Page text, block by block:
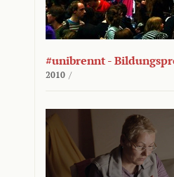
#unibrennt -
2010 /